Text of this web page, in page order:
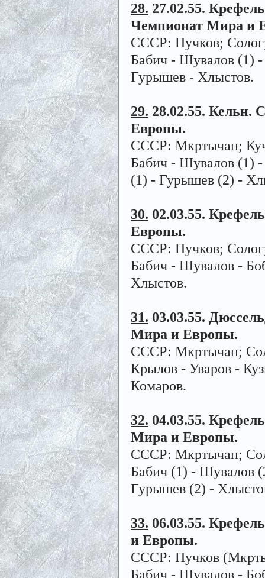
28. 27.02.55.
Чемпионат Мира и
СССР: Пучков;
Бабич - Шувалов (1)
Гурышев - Хлыстов.
29. 28.02.55.
Европы.
СССР: Мкртычан;
Бабич - Шувалов (1)
(1) - Гурышев (2) -
30. 02.03.55.
Европы.
СССР: Пучков;
Бабич - Шувалов -
Хлыстов.
31. 03.03.55.
Мира и Европы.
СССР: Мкртычан;
Крылов - Уваров -
Комаров.
32. 04.03.55.
Мира и Европы.
СССР: Мкртычан;
Бабич (1) - Шувалов
Гурышев (2) -
33. 06.03.55.
и Европы.
СССР: Пучков
Бабич - Шувалов -